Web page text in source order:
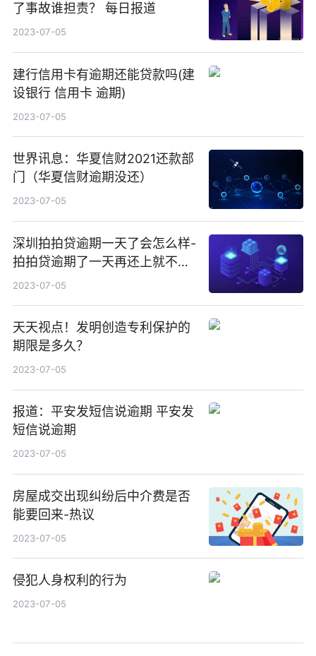
了事故谁担责？ 每日报道
2023-07-05
建行信用卡有逾期还能贷款吗(建
设银行 信用卡 逾期)
2023-07-05
世界讯息：华夏信财2021还款部
门（华夏信财逾期没还）
2023-07-05
深圳拍拍贷逾期一天了会怎么样-
拍拍贷逾期了一天再还上就不能
再借了?_天天热文
2023-07-05
天天视点！发明创造专利保护的
期限是多久？
2023-07-05
报道：平安发短信说逾期 平安发
短信说逾期
2023-07-05
房屋成交出现纠纷后中介费是否
能要回来-热议
2023-07-05
侵犯人身权利的行为
2023-07-05